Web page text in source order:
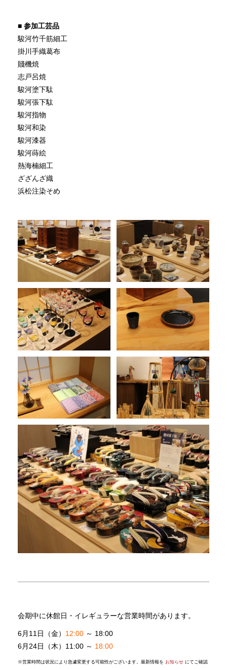
■ 参加工芸品
駿河竹千筋細工
掛川手織葛布
賤機焼
志戸呂焼
駿河塗下駄
駿河張下駄
駿河指物
駿河和染
駿河漆器
駿河蒔絵
熱海楠細工
ざざんざ織
浜松注染そめ
会期中に休館日・イレギュラーな営業時間があります。
6月11日（金） 12:00 ～ 18:00
6月24日（木）11:00 ～ 18:00
※営業時間は状況により急遽変更する可能性がございます。最新情報を お知らせ にてご確認